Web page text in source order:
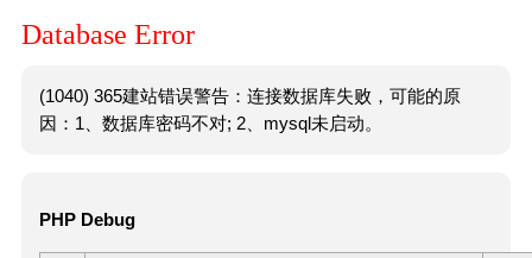
Database Error
(1040) 365建站错误警告：连接数据库失败，可能的原
因：1、数据库密码不对; 2、mysql未启动。
PHP Debug